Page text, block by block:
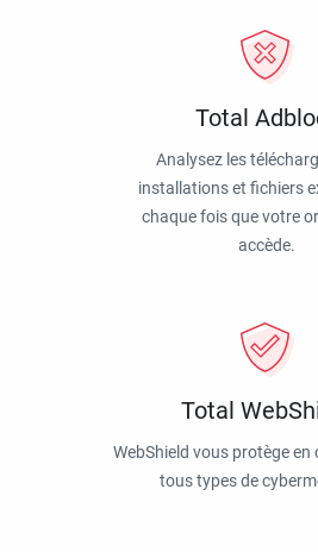
Total
Analysez les
installations et fichiers
chaque fois que votre
accède.
Total
WebShield vous protège
tous types de